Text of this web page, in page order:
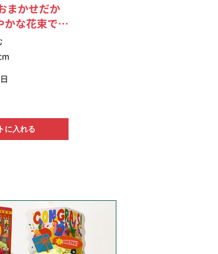
まかせだか
かな花束で
が制作す
とはひとあ
み頂けま
ーでオレ
色合いで
ます。 お
状態でお届け
に入れる